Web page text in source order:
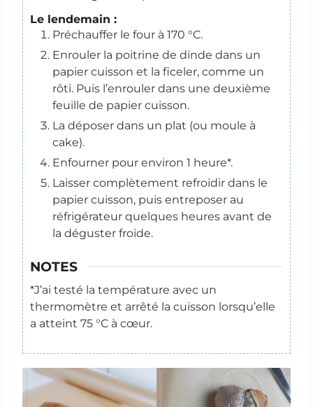
Le lendemain :
Préchauffer le four à 170 °C.
Enrouler la poitrine de dinde dans un
papier cuisson et la ficeler, comme un
rôti. Puis l’enrouler dans une deuxième
feuille de papier cuisson.
La déposer dans un plat (ou moule à
cake).
Enfourner pour environ 1 heure*.
Laisser complètement refroidir dans le
papier cuisson, puis entreposer au
réfrigérateur quelques heures avant de
la déguster froide.
NOTES
*J’ai testé la température avec un
thermomètre et arrêté la cuisson lorsqu’elle
a atteint 75 °C à cœur.